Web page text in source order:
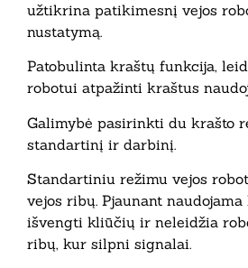
užtikrina patikimesnį vejos
nustatymą.
Patobulinta kraštų funkcija,
robotui atpažinti kraštus
Galimybė pasirinkti du krašto
standartinį ir darbinį.
Standartiniu režimu vejos
vejos ribų. Pjaunant
išvengti kliūčių ir neleidžia
ribų, kur silpni signalai.